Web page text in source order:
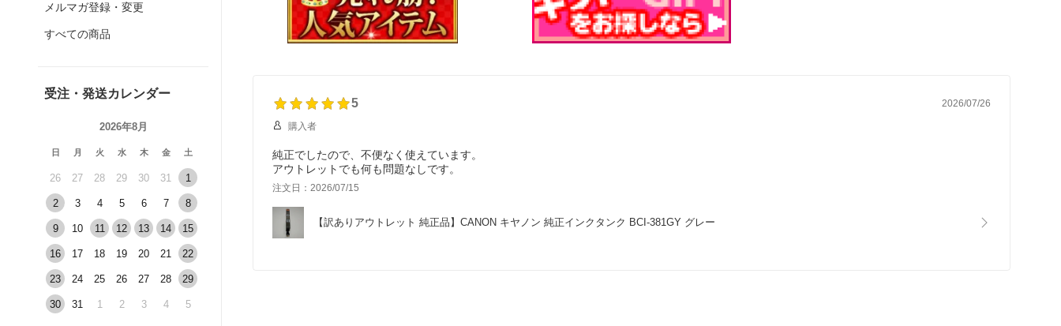
メルマガ登録・変更
すべての商品
受注・発送カレンダー
2026年8月
日 月 火 水 木 金 土
26 27 28 29 30 31 1
2 3 4 5 6 7 8
9 10 11 12 13 14 15
16 17 18 19 20 21 22
23 24 25 26 27 28 29
30 31 1 2 3 4 5
5 2026/07/26
購入者
純正でしたので、不便なく使えています。
アウトレットでも何も問題なしです。
注文日：2026/07/15
【訳ありアウトレット 純正品】CANON キヤノン 純正インクタンク BCI-381GY グレー